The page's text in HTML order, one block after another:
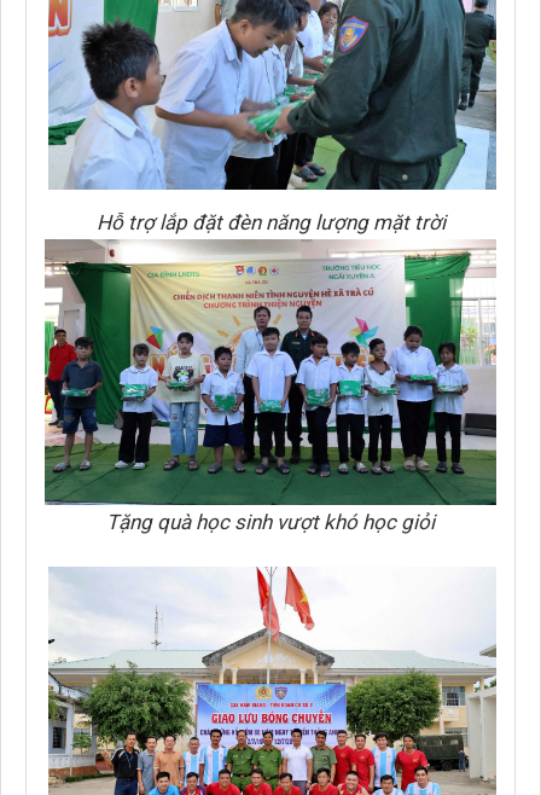
Hỗ trợ lắp đặt đèn năng lượng mặt trời
Tặng quà học sinh vượt khó học giỏi